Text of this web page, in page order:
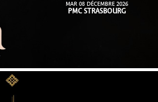
MAR 08 DÉCEMBRE 2026
PMC STRASBOURG